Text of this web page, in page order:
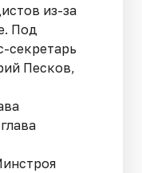
из-за
Под
секретарь
Песков,